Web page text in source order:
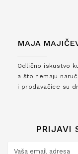
MAJA
Odlično iskustvo
a što nemaju
i prodavačice su
PRIJAVI